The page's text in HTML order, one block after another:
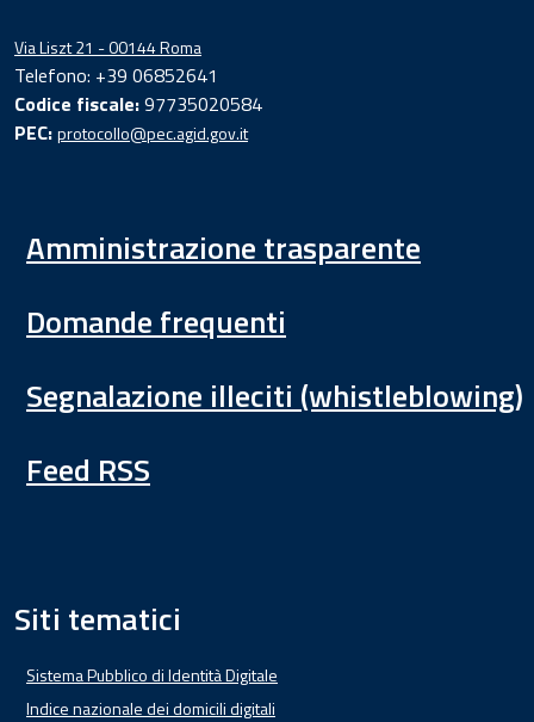
Via Liszt 21 - 00144 Roma
Telefono: +39 06852641
Codice fiscale:97735020584
PEC:protocollo@pec.agid.gov.it
Amministrazione trasparente
Domande frequenti
Segnalazione illeciti (whistleblowing)
Feed RSS
Siti tematici
Sistema Pubblico di Identità Digitale
Indice nazionale dei domicili digitali